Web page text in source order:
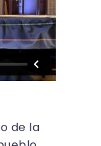
de la